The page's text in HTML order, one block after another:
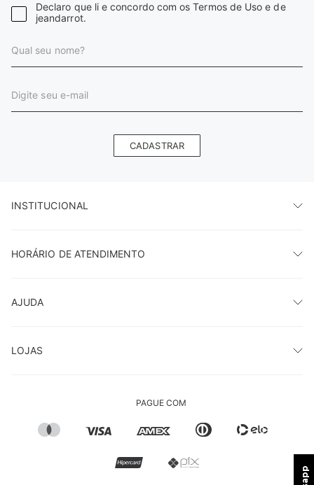
Declaro que li e concordo com os Termos de Uso e de
jeandarrot.
CADASTRAR
INSTITUCIONAL
HORÁRIO DE ATENDIMENTO
AJUDA
LOJAS
PAGUE COM